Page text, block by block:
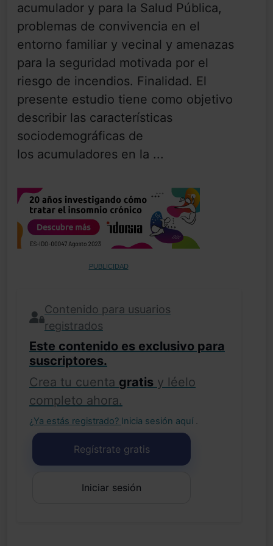
acumulador y para la Salud Pública,
problemas de convivencia en el
entorno familiar y vecinal y amenazas
para la seguridad motivada por el
riesgo de incendios. Finalidad. El
presente estudio tiene como objetivo
describir las características
sociodemográficas de
los acumuladores en la ...
PUBLICIDAD
Contenido para usuarios
registrados
Este contenido es exclusivo para
suscriptores.
Crea tu cuenta gratis y léelo
completo ahora.
¿Ya estás registrado? Inicia sesión aquí .
Regístrate gratis
Iniciar sesión